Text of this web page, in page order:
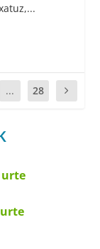
... 28
urte
urte